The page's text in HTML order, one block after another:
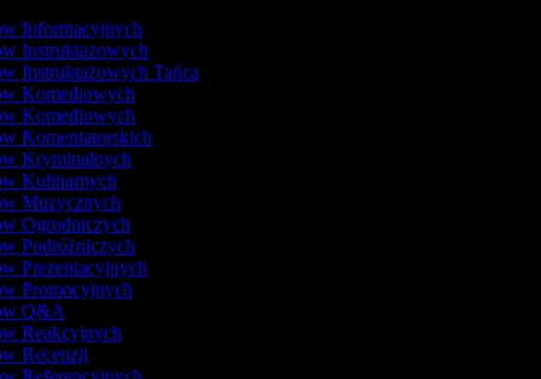
Informacyjnych
Instruktażowych
Instruktażowych Tańca
Komediowych
Komediowych
Komentatorskich
Kryminalnych
Kulinarnych
Muzycznych
Ogrodniczych
Podróżniczych
Prezentacyjnych
Promocyjnych
Q&A
Reakcyjnych
Recenzji